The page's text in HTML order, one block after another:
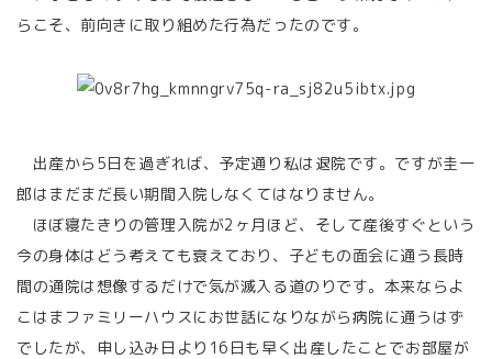
らこそ、前向きに取り組めた行為だったのです。
出産から5日を過ぎれば、予定通り私は退院です。ですが圭一
郎はまだまだ長い期間入院しなくてはなりません。
ほぼ寝たきりの管理入院が2ヶ月ほど、そして産後すぐという
今の身体はどう考えても衰えており、子どもの面会に通う長時
間の通院は想像するだけで気が滅入る道のりです。本来ならよ
こはまファミリーハウスにお世話になりながら病院に通うはず
でしたが、申し込み日より16日も早く出産したことでお部屋が